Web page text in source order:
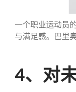
一个职业运动员
与满足感。巴里
4、对